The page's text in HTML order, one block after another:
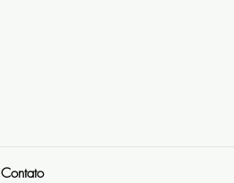
Contato